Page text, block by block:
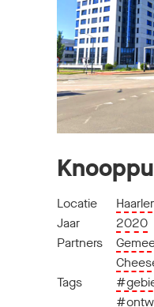
Locatie
Jaar
2020
Partners
Tags